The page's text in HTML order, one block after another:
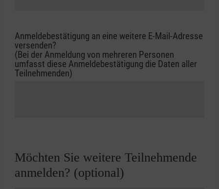
Anmeldebestätigung an eine weitere E-Mail-Adresse
versenden?
(Bei der Anmeldung von mehreren Personen
umfasst diese Anmeldebestätigung die Daten aller
Teilnehmenden)
Möchten Sie weitere Teilnehmende
anmelden? (optional)